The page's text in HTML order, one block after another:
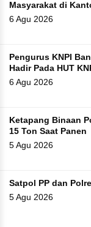
6 Agu 2026
Pengurus KNPI
Hadir Pada HUT
6 Agu 2026
Ketapang Binaan
15 Ton Saat Panen
5 Agu 2026
Satpol PP dan
5 Agu 2026